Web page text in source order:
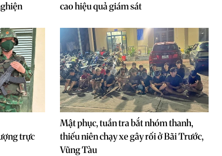
cao hiệu quả giám sát
trực
Mật phục, tuần tra bắt nhóm thanh,
thiếu niên chạy xe gây rối ở Bãi Trước,
Vũng Tàu